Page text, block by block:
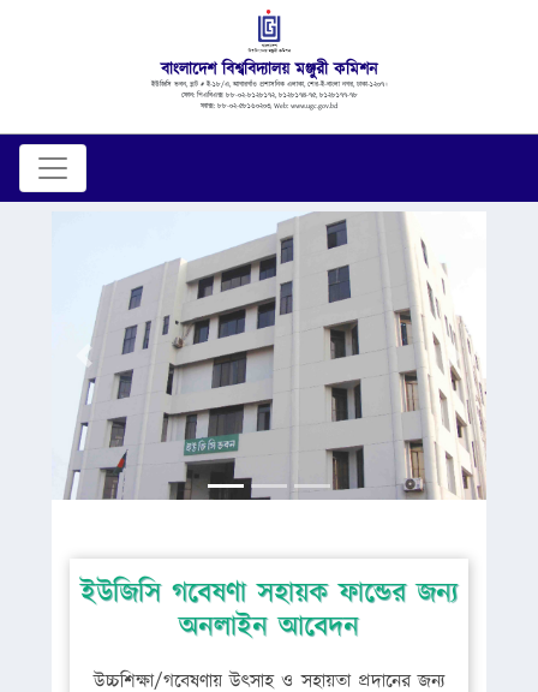
বাংলাদেশ বিশ্ববিদ্যালয় মঞ্জুরী কমিশন
ইউজিসি ভবন, প্লট # ই-১৮/এ, আগারগাঁও প্রশাসনিক এলাকা, শের-ই-বাংলা নগর, ঢাকা-১২০৭।
ফোন: পিএবিএক্স ৮৮-০২-৮১২৮১৭২, ৮১২৮১৭৪-৭৫, ৮১২৮১৭৭-৭৮
ফ্যাক্স: ৮৮-০২-৫৮১৬০২০৩, Web: www.ugc.gov.bd
ইউজিসি গবেষণা সহায়ক ফান্ডের জন্য
অনলাইন আবেদন
উচ্চশিক্ষা/গবেষণায় উৎসাহ ও সহায়তা প্রদানের জন্য